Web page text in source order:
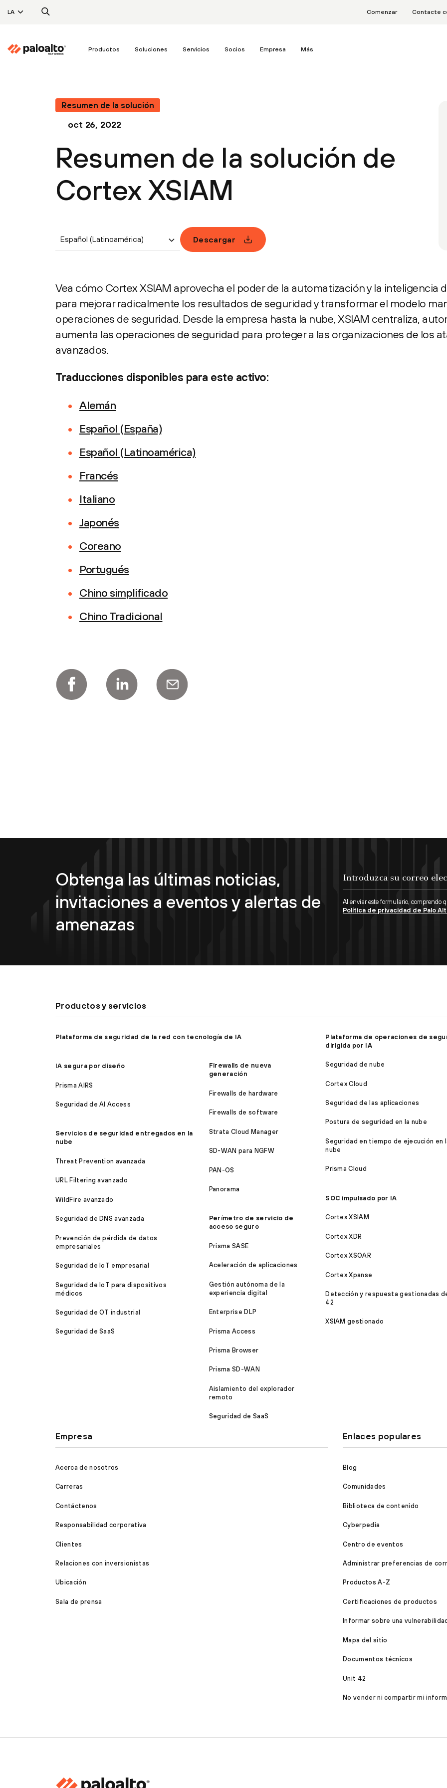
LA Comenzar Contacte
Productos Soluciones Servicios Socios Empresa Más
Resumen de la solución
oct 26, 2022
Resumen de la solución de
Cortex XSIAM
Español (Latinoamérica) Descargar
Vea cómo Cortex XSIAM aprovecha el poder de la automatización y la inteligencia
para mejorar radicalmente los resultados de seguridad y transformar el modelo
operaciones de seguridad. Desde la empresa hasta la nube, XSIAM centraliza,
aumenta las operaciones de seguridad para proteger a las organizaciones de los
avanzados.
Traducciones disponibles para este activo:
Alemán
Español (España)
Español (Latinoamérica)
Francés
Italiano
Japonés
Coreano
Portugués
Chino simplificado
Chino Tradicional
Obtenga las últimas noticias,
invitaciones a eventos y alertas de
amenazas
Al enviar este formulario, comprendo
Política de privacidad de Palo
Productos y servicios
Plataforma de seguridad de la red con tecnología de IA
IA segura por diseño
Prisma AIRS
Seguridad de AI Access
Servicios de seguridad entregados en la
nube
Threat Prevention avanzada
URL Filtering avanzado
WildFire avanzado
Seguridad de DNS avanzada
Prevención de pérdida de datos
empresariales
Seguridad de IoT empresarial
Seguridad de IoT para dispositivos
médicos
Seguridad de OT industrial
Seguridad de SaaS
Firewalls de nueva
generación
Firewalls de hardware
Firewalls de software
Strata Cloud Manager
SD-WAN para NGFW
PAN-OS
Panorama
Perímetro de servicio de
acceso seguro
Prisma SASE
Aceleración de aplicaciones
Gestión autónoma de la
experiencia digital
Enterprise DLP
Prisma Access
Prisma Browser
Prisma SD-WAN
Aislamiento del explorador
remoto
Seguridad de SaaS
Plataforma de operaciones de
dirigida por IA
Seguridad de nube
Cortex Cloud
Seguridad de las aplicaciones
Postura de seguridad en la nube
Seguridad en tiempo de ejecución en
nube
Prisma Cloud
SOC impulsado por IA
Cortex XSIAM
Cortex XDR
Cortex XSOAR
Cortex Xpanse
Detección y respuesta gestionadas
42
XSIAM gestionado
Empresa
Acerca de nosotros
Carreras
Contáctenos
Responsabilidad corporativa
Clientes
Relaciones con inversionistas
Ubicación
Sala de prensa
Enlaces populares
Blog
Comunidades
Biblioteca de contenido
Cyberpedia
Centro de eventos
Administrar preferencias de
Productos A-Z
Certificaciones de productos
Informar sobre una vulnerabilidad
Mapa del sitio
Documentos técnicos
Unit 42
No vender ni compartir mi